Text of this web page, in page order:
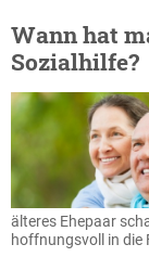
Wann hat
Sozialhilfe?
älteres Ehepaar
hoffnungsvoll in die